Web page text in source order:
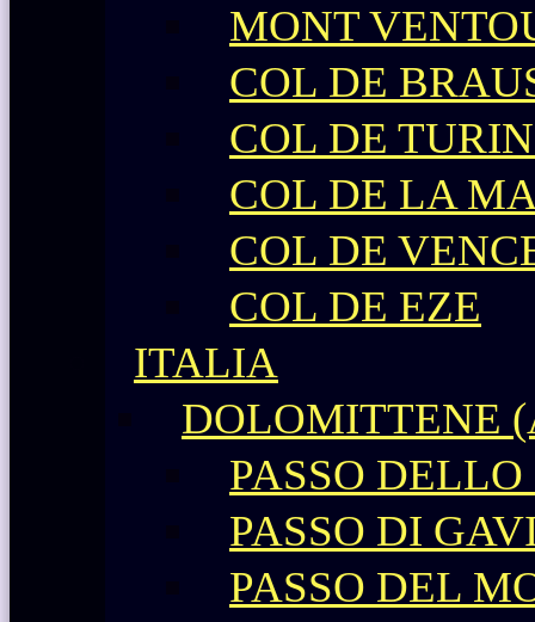
MONT
COL DE
COL DE
COL DE LA
COL DE
COL DE EZE
ITALIA
DOLOMITTENE
PASSO
PASSO DI
PASSO DEL